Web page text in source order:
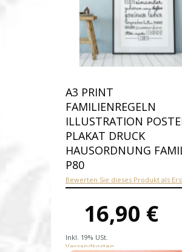
A3 PRINT
FAMILIENREGELN
ILLUSTRATION
PLAKAT DRUCK
HAUSORDNUNG
P80
Bewerten Sie dieses Produkt als
16,90 €
Inkl. 19% USt.
Versandkosten